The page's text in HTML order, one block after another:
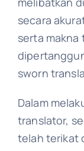
secara
serta makna
sworn
Dalam
translator,
telah terikat